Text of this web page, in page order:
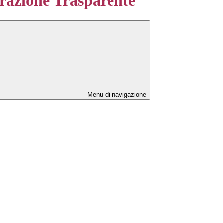
Menu di navigazione